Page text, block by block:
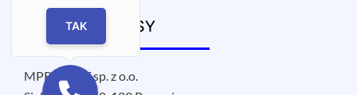
NASZE ADRESY
MPROJECT sp. z o.o.
TAK